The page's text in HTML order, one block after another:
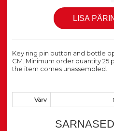
Key ring pin button and bottle
CM. Minimum order quantity 25
the item comes unassembled.
Värv